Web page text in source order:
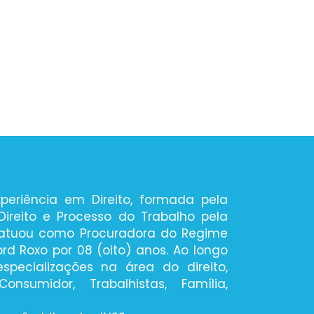
em Direito, formada pela
e Processo do Trabalho pela
como Procuradora do Regime
Roxo por 08 (oito) anos. Ao longo
na área do direito,
Trabalhistas, Família,